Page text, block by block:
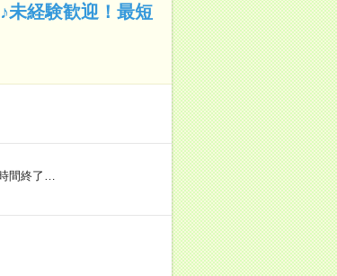
未経験歓迎！最短
間終了…